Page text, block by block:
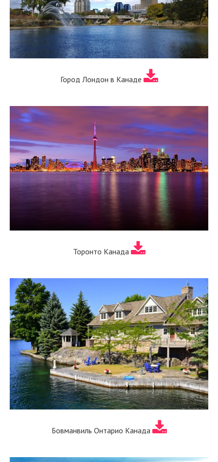
Город Лондон в Канаде
Торонто Канада
Бовманвиль Онтарио Канада